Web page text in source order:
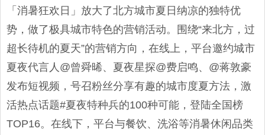
「消暑狂欢日」放大了北方城市夏日纳凉的独特优
势，做了极具城市特色的营销活动。围绕“来北方，过
超长待机的夏天”的营销方向，在线上，平台邀约城市
夏夜代言人@曾舜晞、夏夜星探@费启鸣、@蒋敦豪
发布短视频，号召粉丝分享有趣的城市度夏方法，激
活热点话题#夏夜特种兵的100种可能，登陆全国榜
TOP16。在线下，平台与餐饮、洗浴等消暑休闲品类